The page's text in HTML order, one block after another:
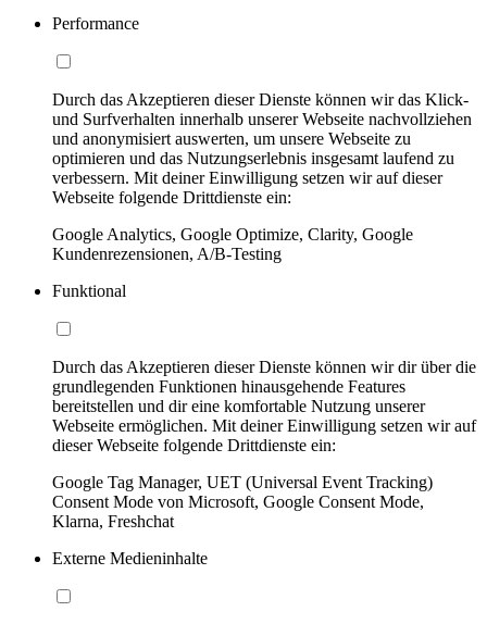
Performance
Durch das Akzeptieren dieser Dienste können wir das Klick-
und Surfverhalten innerhalb unserer Webseite nachvollziehen
und anonymisiert auswerten, um unsere Webseite zu
optimieren und das Nutzungserlebnis insgesamt laufend zu
verbessern. Mit deiner Einwilligung setzen wir auf dieser
Webseite folgende Drittdienste ein:
Google Analytics, Google Optimize, Clarity, Google
Kundenrezensionen, A/B-Testing
Funktional
Durch das Akzeptieren dieser Dienste können wir dir über die
grundlegenden Funktionen hinausgehende Features
bereitstellen und dir eine komfortable Nutzung unserer
Webseite ermöglichen. Mit deiner Einwilligung setzen wir auf
dieser Webseite folgende Drittdienste ein:
Google Tag Manager, UET (Universal Event Tracking)
Consent Mode von Microsoft, Google Consent Mode,
Klarna, Freshchat
Externe Medieninhalte